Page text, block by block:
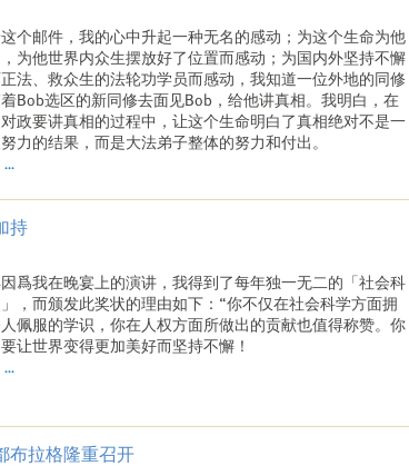
个邮件，我的心中升起一种无名的感动；为这个生命为他
为他世界内众生摆放好了位置而感动；为国内外坚持不懈
法、救众生的法轮功学员而感动，我知道一位外地的同修
Bob选区的新同修去面见Bob，给他讲真相。我明白，在
政要讲真相的过程中，让这个生命明白了真相绝对不是一
力的结果，而是大法弟子整体的努力和付出。
持
爲我在晚宴上的演讲，我得到了每年独一无二的「社会科
，而颁发此奖状的理由如下：“你不仅在社会科学方面拥
佩服的学识，你在人权方面所做出的贡献也值得称赞。你
让世界变得更加美好而坚持不懈！
布拉格隆重召开